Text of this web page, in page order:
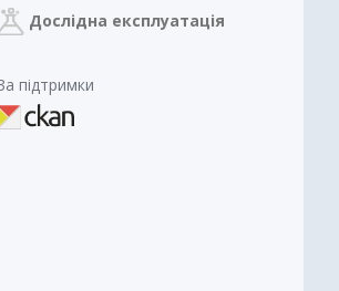
Дослідна експлуатація
підтримки